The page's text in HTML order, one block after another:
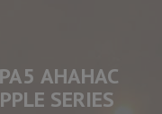
АНАНАС
SERIES